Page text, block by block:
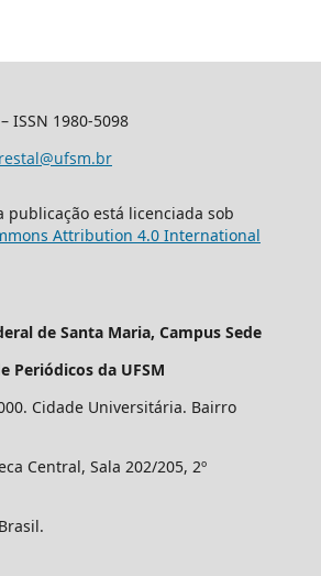
ISSN 1980-5098
publicação está licenciada sob
Attribution 4.0 International
de Santa Maria, Campus Sede
Periódicos da UFSM
Cidade Universitária. Bairro
Central, Sala 202/205, 2º